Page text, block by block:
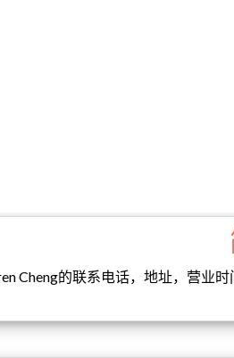
Cheng的联系电话，地址，营业